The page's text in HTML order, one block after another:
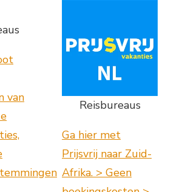
van
Reisbureaus
Ga hier met
Prijsvrij naar Zuid-
Afrika. > Geen